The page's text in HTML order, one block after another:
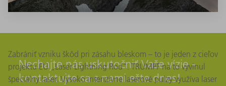
Zabrániť vzniku škôd pri zásahu bleskom – to je jeden z cieľov
projektu EÚ „Laser Lightning Rod“. TRUMPF na to vyvinul
špeciálny laser. Vysoko intenzívne laserové pulzy využíva laser
Nechajte nás uskutočniť Vaše vízie -
kontaktujte sa s nami ešte dnes!